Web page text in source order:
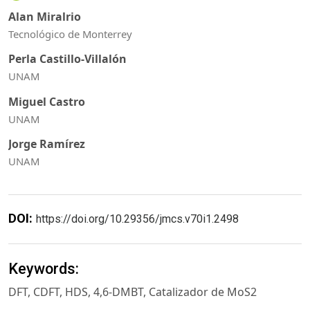
Alan Miralrio
Tecnológico de Monterrey
Perla Castillo-Villalón
UNAM
Miguel Castro
UNAM
Jorge Ramírez
UNAM
DOI: https://doi.org/10.29356/jmcs.v70i1.2498
Keywords:
DFT, CDFT, HDS, 4,6-DMBT, Catalizador de MoS2